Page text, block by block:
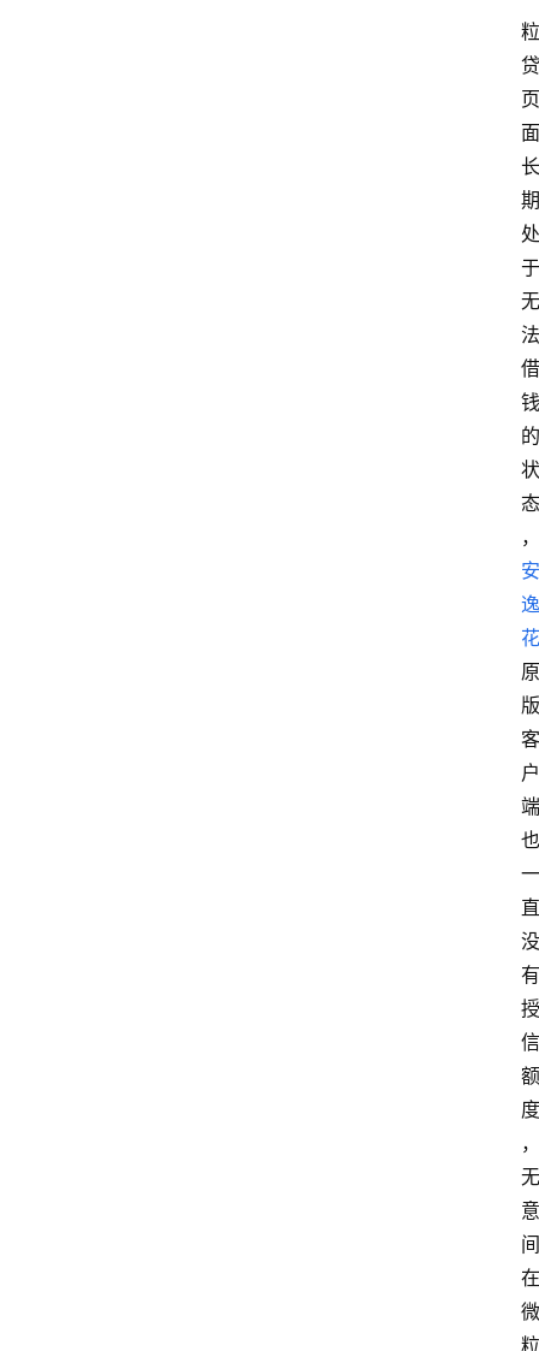
粒
贷
页
面
长
期
处
于
无
法
借
钱
的
状
态
，
安
逸
花
原
版
客
户
端
也
一
直
没
有
授
信
额
度
，
无
意
间
在
微
粒